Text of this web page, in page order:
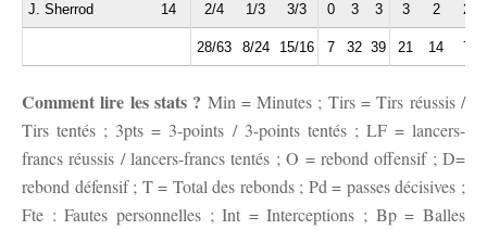
J. Sherrod 14 2/4 1/3 3/3 0 3 3 3 2 2
28/63 8/24 15/16 7 32 39 21 14 7
Comment lire les stats ? Min = Minutes ; Tirs = Tirs réussis /
Tirs tentés ; 3pts = 3-points / 3-points tentés ; LF = lancers-
francs réussis / lancers-francs tentés ; O = rebond offensif ; D=
rebond défensif ; T = Total des rebonds ; Pd = passes décisives ;
Fte : Fautes personnelles ; Int = Interceptions ; Bp = Balles